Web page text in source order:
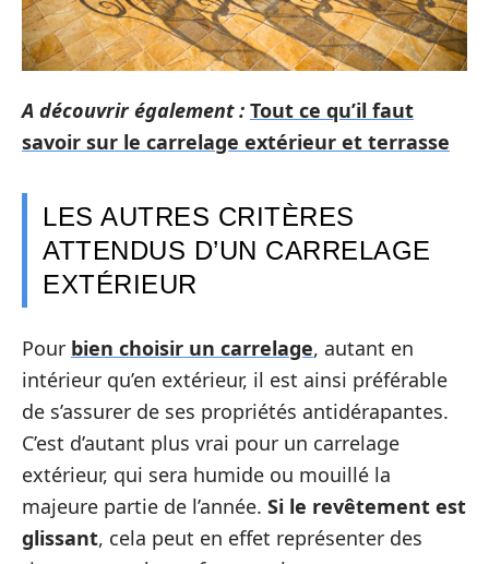
A découvrir également : Tout ce qu’il faut
savoir sur le carrelage extérieur et terrasse
LES AUTRES CRITÈRES
ATTENDUS D’UN CARRELAGE
EXTÉRIEUR
Pour bien choisir un carrelage, autant en
intérieur qu’en extérieur, il est ainsi préférable
de s’assurer de ses propriétés antidérapantes.
C’est d’autant plus vrai pour un carrelage
extérieur, qui sera humide ou mouillé la
majeure partie de l’année. Si le revêtement est
glissant, cela peut en effet représenter des